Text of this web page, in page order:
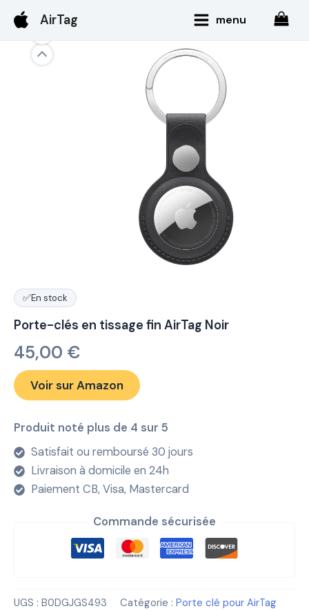
contenu
AirTag
Mainmenu
✅En stock
Porte-clés en tissage fin AirTag Noir
45,00 €
Voir sur Amazon
Produit noté plus de 4 sur 5
Satisfait ou remboursé 30 jours
Livraison à domicile en 24h
Paiement CB, Visa, Mastercard
Commande sécurisée
UGS : B0DGJGS493 Catégorie : Porte clé pour AirTag